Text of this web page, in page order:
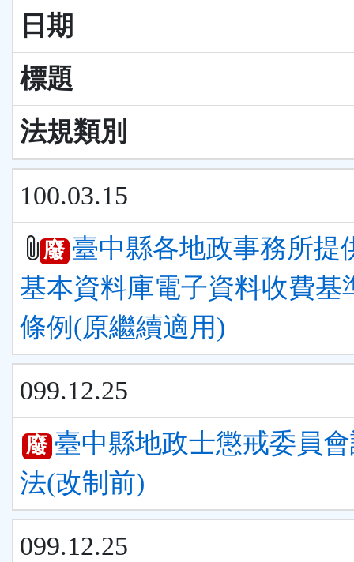
日期
標題
法規類別
100.03.15
廢 臺中縣各地政事務所提
基本資料庫電子資料收費基
條例(原繼續適用)
099.12.25
廢 臺中縣地政士懲戒委員
法(改制前)
099.12.25